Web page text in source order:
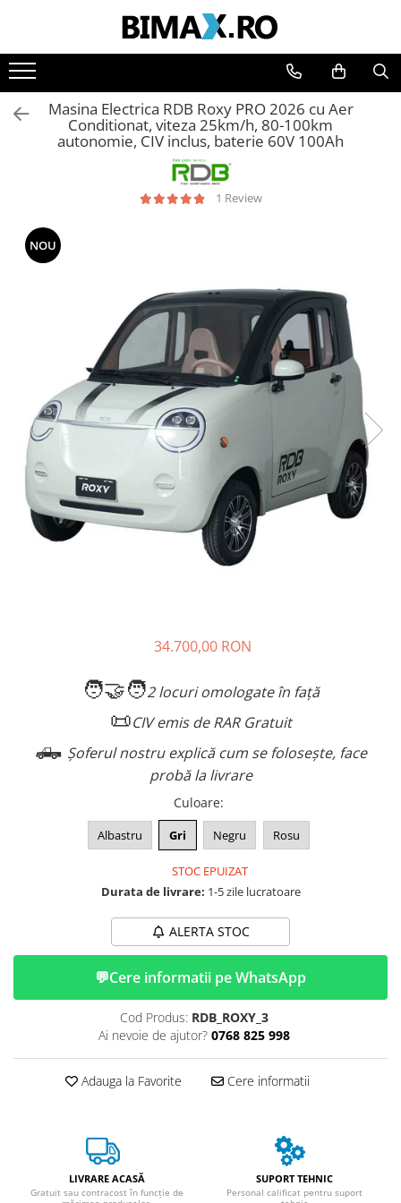
Toate Produsele
Triciclete Electrice
⬇ TIPURI
➔ Cu 1 Loc
➔ Adulti - 2 Locuri
➔ Adulti - cu Cabina
➔ Cu Cabina fara Permis
➔ Cu Cabina Inchisa
➔ Cu Remorca
➔ Cu Remorca Fara Permis
➔ Cu Volan
➔ Fara Permis
➔ 4000W
⬇ MARCI
➔ Volta
➔ Kuba
Controllere
Masina Electrica 25 km/h
Masina Electrica 2 Locuri fara
Scutere Electrice
⬇ TIPURI
Cu 2 Roti
Cu Pedale
Masina Electrica RDB Roxy PRO 2026 cu Aer
Conditionat, viteza 25km/h, 80-100km
autonomie, CIV inclus, baterie 60V 100Ah
1 Review
NOU
34.700,00 RON
🧑‍🤝‍🧑2 locuri omologate în față
📜CIV emis de RAR Gratuit
🛻 Șoferul nostru explică cum se folosește, face
probă la livrare
Culoare:
Albastru Gri Negru Rosu
STOC EPUIZAT
Durata de livrare: 1-5 zile lucratoare
ALERTA STOC
💬Cere informatii pe WhatsApp
Cod Produs: RDB_ROXY_3
Ai nevoie de ajutor? 0768 825 998
Adauga la Favorite Cere informatii
LIVRARE ACASĂ
Gratuit sau contracost în funcție de
SUPORT TEHNIC
Personal calificat pentru suport